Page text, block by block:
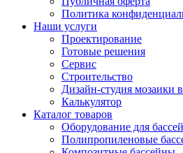
Политика
Наши услуги
Проектирование
Готовые решения
Сервис
Строительство
Дизайн-студия мозаики
Калькулятор
Каталог товаров
Оборудование для
Полипропиленовые